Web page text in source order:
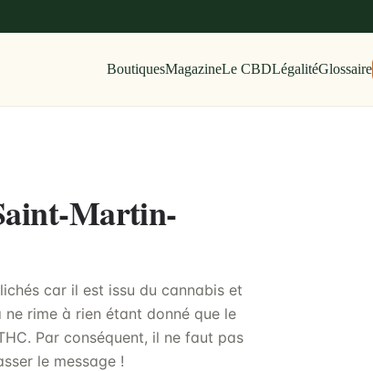
BoutiquesMagazineLe CBDLégalitéGlossaire
Martin-
car il est issu du cannabis et
rime à rien étant donné que le
Par conséquent, il ne faut pas
le message !